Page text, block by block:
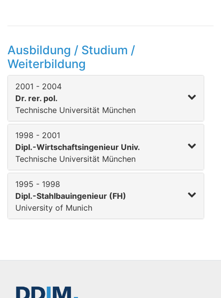
Ausbildung / Studium /
Weiterbildung
2001 - 2004
Dr. rer. pol.
Technische Universität München
1998 - 2001
Dipl.-Wirtschaftsingenieur Univ.
Technische Universität München
1995 - 1998
Dipl.-Stahlbauingenieur (FH)
University of Munich